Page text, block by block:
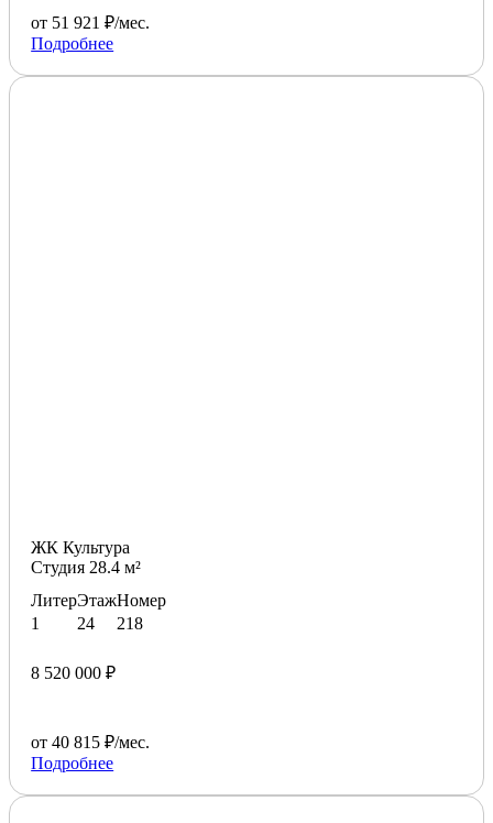
от 51 921 ₽/мес.
Подробнее
ЖК Культура
Студия 28.4 м²
Литер
1
Этаж
24
Номер
218
8 520 000 ₽
от 40 815 ₽/мес.
Подробнее